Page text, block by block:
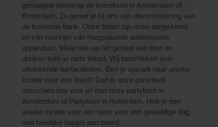
geslaagde borrel op de borrelboot in Amsterdam of
Rotterdam. Zo geniet je bij ons van dienstverlening van
de bovenste bank. Onze boten zijn mooi aangekleed
en zijn voorzien van hoogstaande audiovisuele
apparatuur. Maar ook op het gebied van eten en
drinken kom je niets tekort. Wij beschikken over
uitstekende barfaciliteiten. Ben je opzoek naar unieke
locatie voor een feest? Dan is onze partyboot
misschien iets voor je! met onze partyboot in
Amsterdam of Partyboot in Rotterdam. Heb je een
unieke locatie voor een feest voor een geweldige dag
met heerlijke hapjes aan boord.